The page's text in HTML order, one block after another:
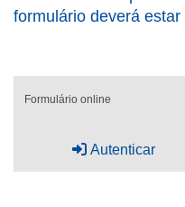
formulário deverá
Formulário online
Autenticar